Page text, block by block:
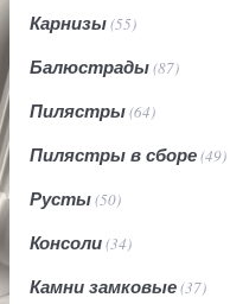
Карнизы(55)
Балюстрады(87)
Пилястры(64)
Пилястры в сборе(49)
Русты(50)
Консоли(34)
Камни замковые(37)